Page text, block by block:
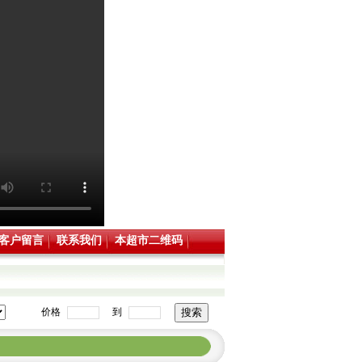
户留言 联系我们 本超市二维码
价格 到